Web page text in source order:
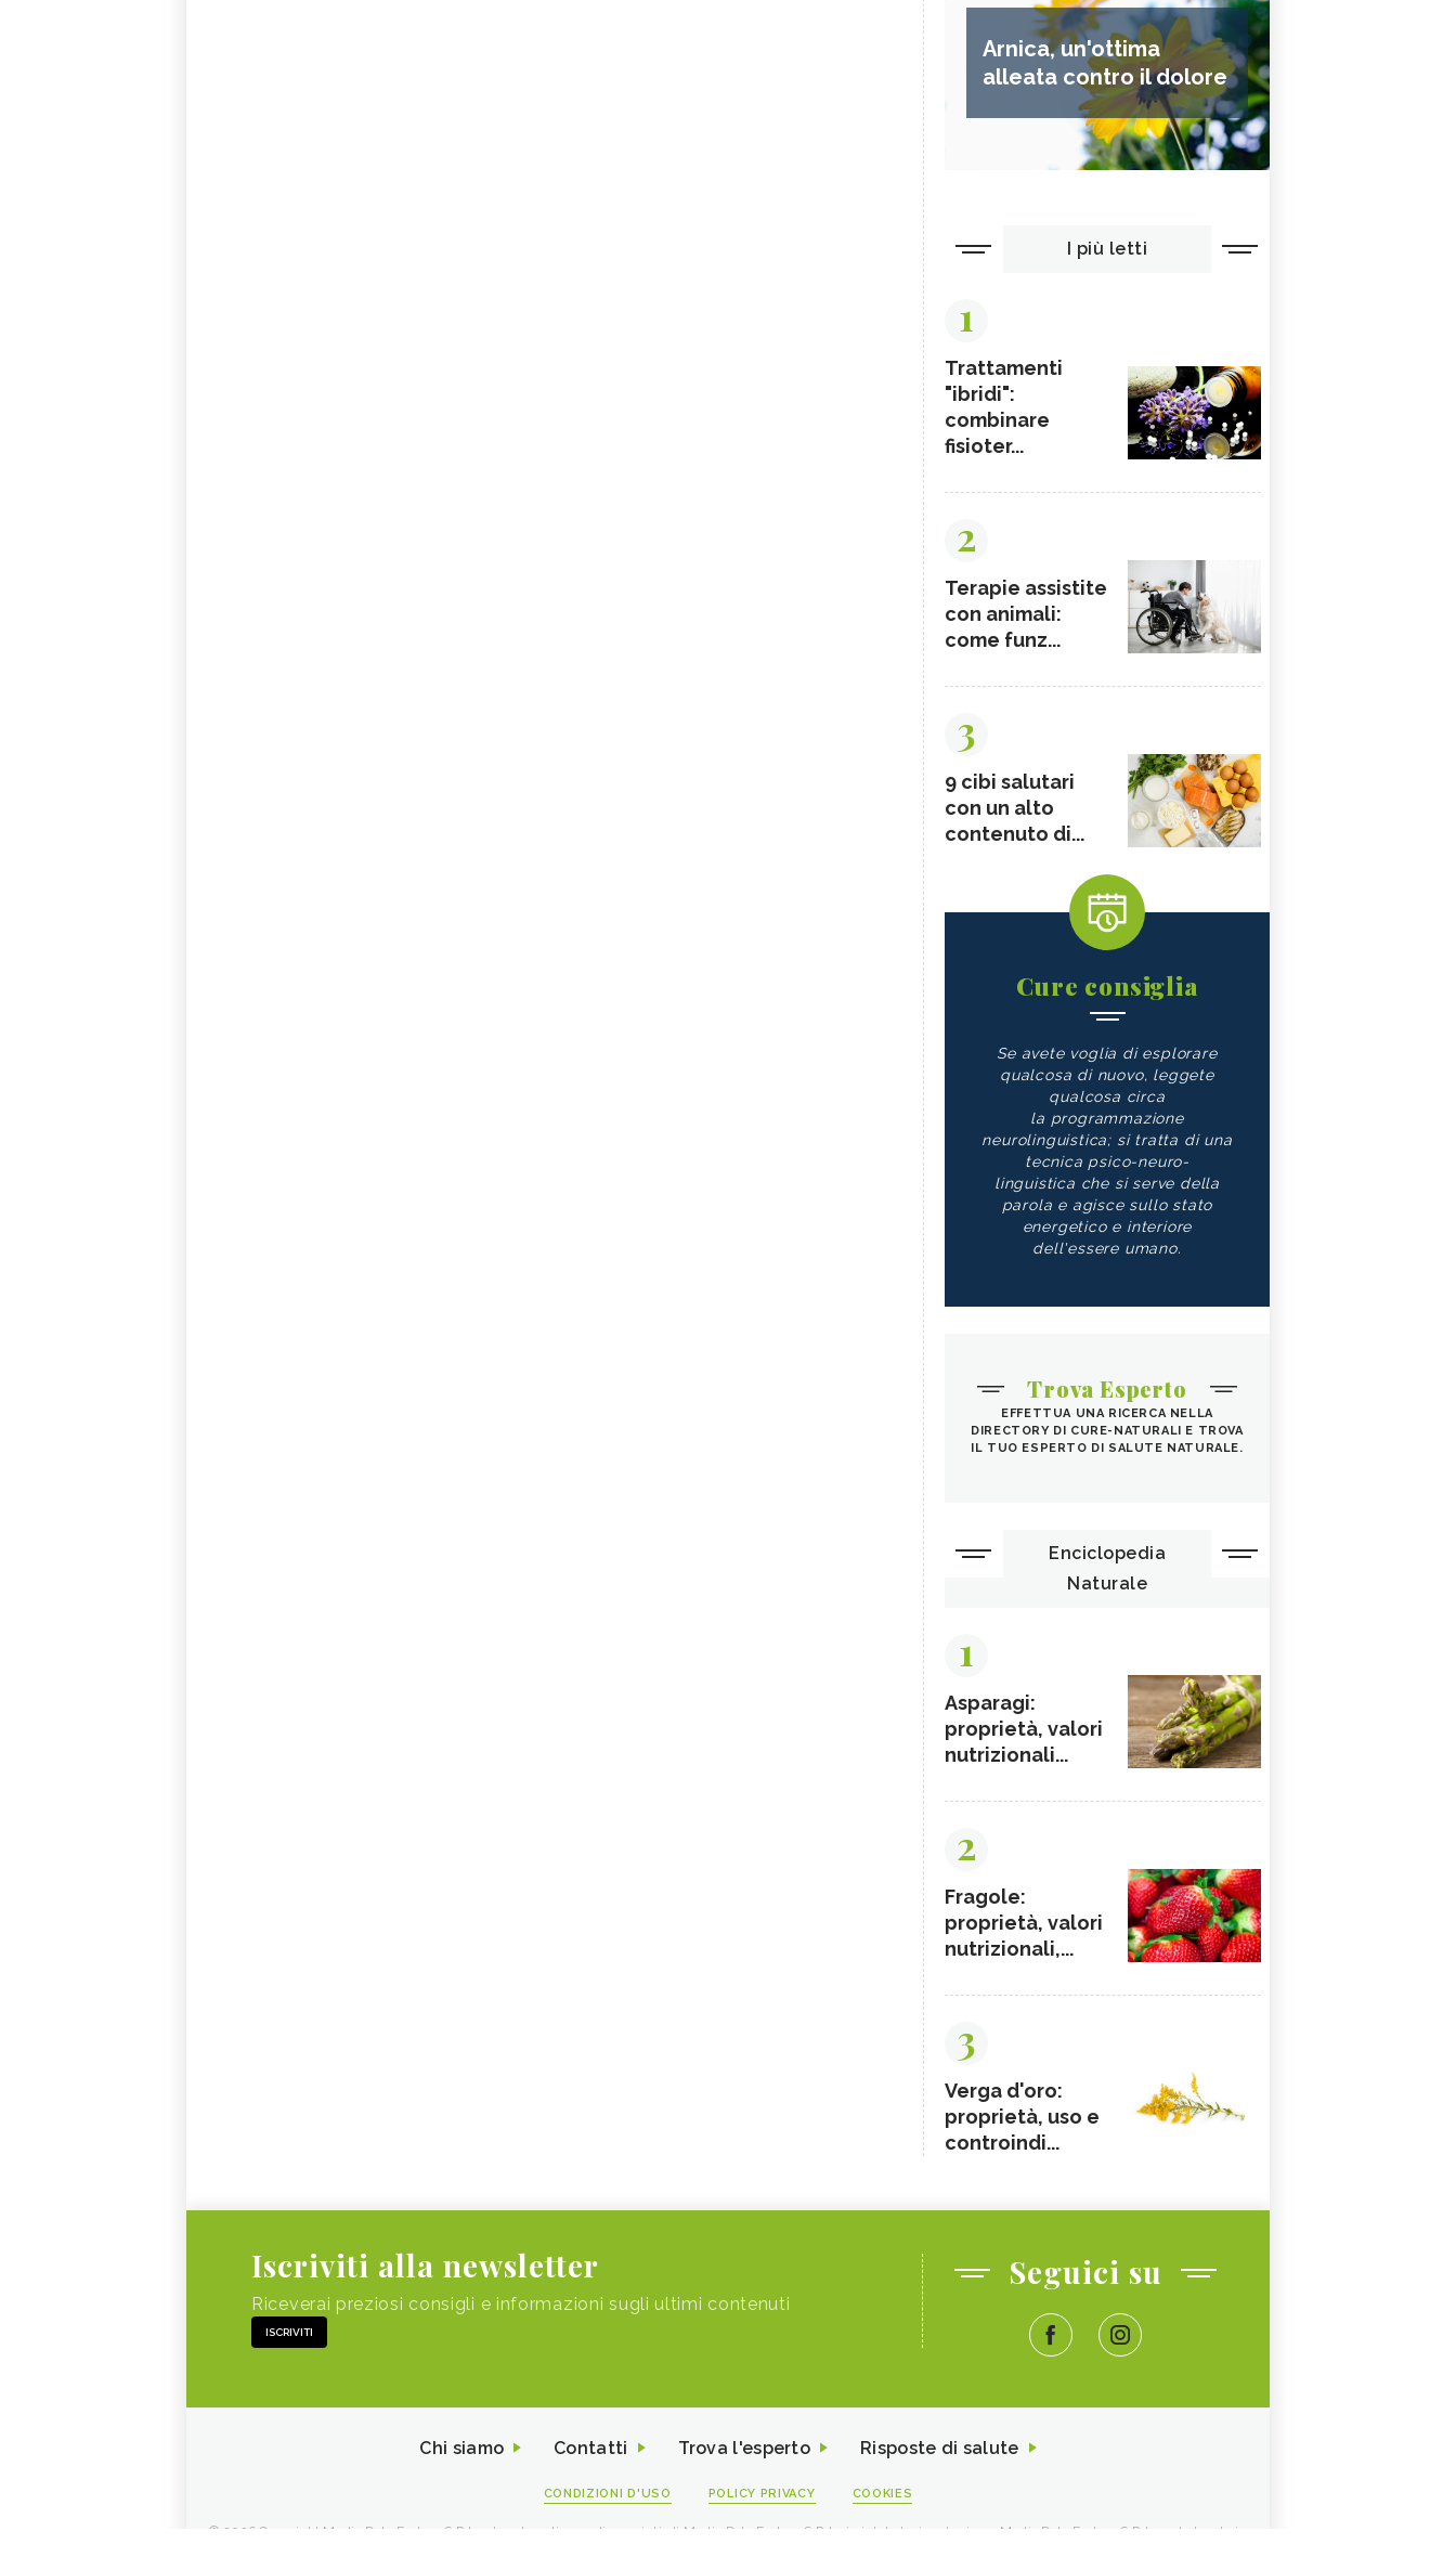
Arnica, un'ottima
alleata contro il dolore
I più letti
1
Trattamenti
"ibridi":
combinare
fisioter...
2
Terapie assistite
con animali:
come funz...
3
9 cibi salutari
con un alto
contenuto di...
Cure consiglia
Se avete voglia di esplorare
qualcosa di nuovo, leggete
qualcosa circa
la programmazione
neurolinguistica; si tratta di una
tecnica psico-neuro-
linguistica che si serve della
parola e agisce sullo stato
energetico e interiore
dell'essere umano.
Trova Esperto
EFFETTUA UNA RICERCA NELLA
DIRECTORY DI CURE-NATURALI E TROVA
IL TUO ESPERTO DI SALUTE NATURALE.
Enciclopedia
Naturale
1
Asparagi:
proprietà, valori
nutrizionali...
2
Fragole:
proprietà, valori
nutrizionali,...
3
Verga d'oro:
proprietà, uso e
controindi...
Iscriviti alla newsletter
Riceverai preziosi consigli e informazioni sugli ultimi contenuti
ISCRIVITI
Seguici su
Chi siamo Contatti Trova l'esperto Risposte di salute
CONDIZIONI D'USO POLICY PRIVACY COOKIES
© 2026 Copyright Media Data Factory S.R.L. - I contenuti sono di proprietà di Media Data Factory S.R.L, è vietata la riproduzione. Media Data Factory S.R.L. sede legale in